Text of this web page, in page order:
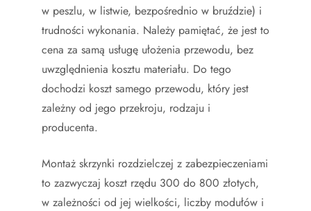
w peszlu, w listwie, bezpośrednio w bruździe) i
trudności wykonania. Należy pamiętać, że jest to
cena za samą usługę ułożenia przewodu, bez
uwzględnienia kosztu materiału. Do tego
dochodzi koszt samego przewodu, który jest
zależny od jego przekroju, rodzaju i
producenta.
Montaż skrzynki rozdzielczej z zabezpieczeniami
to zazwyczaj koszt rzędu 300 do 800 złotych,
w zależności od jej wielkości, liczby modułów i